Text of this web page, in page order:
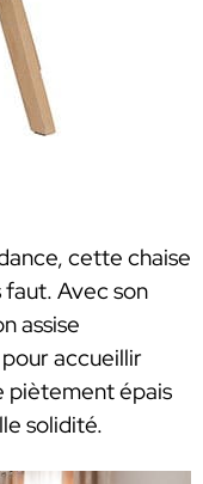
cette chaise
Avec son
assise
accueillir
piètement épais
solidité.